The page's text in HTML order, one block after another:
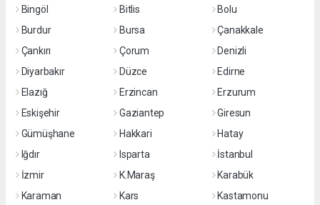
Bingöl
Bitlis
Bolu
Burdur
Bursa
Çanakkale
Çankırı
Çorum
Denizli
Diyarbakır
Düzce
Edirne
Elazığ
Erzincan
Erzurum
Eskişehir
Gaziantep
Giresun
Gümüşhane
Hakkari
Hatay
Iğdır
Isparta
İstanbul
İzmir
K.Maraş
Karabük
Karaman
Kars
Kastamonu